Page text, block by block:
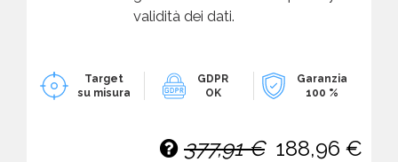
validità dei dati.
Target
su misura
GDPR
OK
Garanzia
100 %
377,91 € 188,96 €